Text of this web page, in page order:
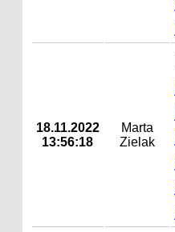
18.11.2022
13:56:18
Marta
Zielak